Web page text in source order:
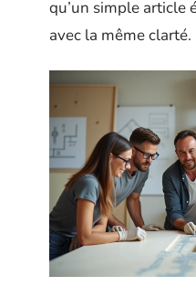
qu’un simple article
avec la même clarté.